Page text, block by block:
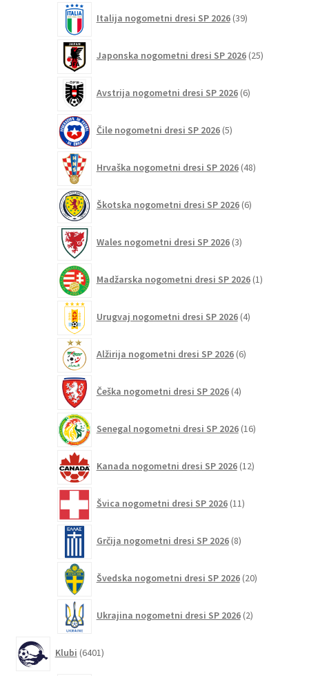
Italija nogometni dresi SP 2026 39izdelkov
Japonska nogometni dresi SP 2026 25izdelkov
Avstrija nogometni dresi SP 2026 6izdelkov
Čile nogometni dresi SP 2026 5izdelkov
Hrvaška nogometni dresi SP 2026 48izdelkov
Škotska nogometni dresi SP 2026 6izdelkov
Wales nogometni dresi SP 2026 3izdelki
Madžarska nogometni dresi SP 2026 1izdelek
Urugvaj nogometni dresi SP 2026 4izdelki
Alžirija nogometni dresi SP 2026 6izdelkov
Češka nogometni dresi SP 2026 4izdelki
Senegal nogometni dresi SP 2026 16izdelkov
Kanada nogometni dresi SP 2026 12izdelkov
Švica nogometni dresi SP 2026 11izdelkov
Grčija nogometni dresi SP 2026 8izdelkov
Švedska nogometni dresi SP 2026 20izdelkov
Ukrajina nogometni dresi SP 2026 2izdelka
Klubi 6401izdelek